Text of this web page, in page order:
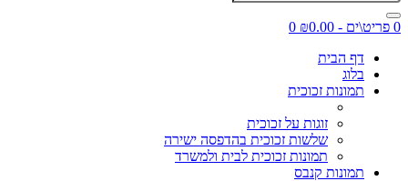
0 פריט\ים - ₪0.00
0
דף הבית
בלוג
תמונות זכוכית
זוגות על זכוכית
שלשות זכוכית בהדפסה ישירה
תמונות זכוכית לבית ולמשרד
תמונות קנבס